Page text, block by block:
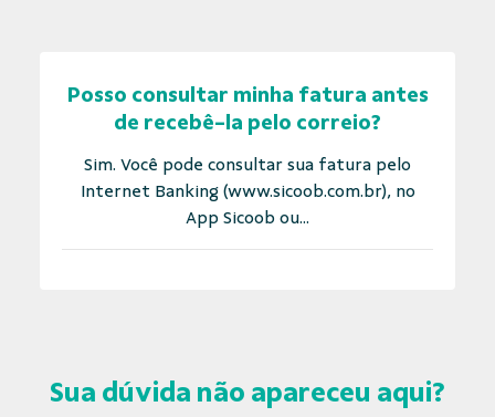
Posso consultar minha fatura antes
de recebê-la pelo correio?
Sim. Você pode consultar sua fatura pelo
Internet Banking (www.sicoob.com.br), no
App Sicoob ou...
Sua dúvida não apareceu aqui?